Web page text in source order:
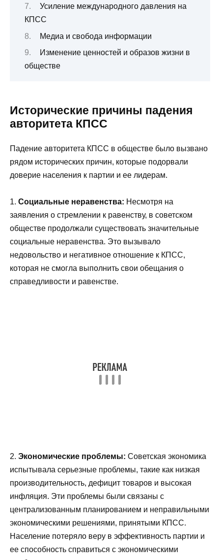
Усиление международного давления на
КПСС
Медиа и свобода информации
Изменение ценностей и образов жизни в
обществе
Исторические причины падения
авторитета КПСС
Падение авторитета КПСС в обществе было вызвано
рядом исторических причин, которые подорвали
доверие населения к партии и ее лидерам.
1. Социальные неравенства: Несмотря на
заявления о стремлении к равенству, в советском
обществе продолжали существовать значительные
социальные неравенства. Это вызывало
недовольство и негативное отношение к КПСС,
которая не смогла выполнить свои обещания о
справедливости и равенстве.
2. Экономические проблемы: Советская экономика
испытывала серьезные проблемы, такие как низкая
производительность, дефицит товаров и высокая
инфляция. Эти проблемы были связаны с
централизованным планированием и неправильными
экономическими решениями, принятыми КПСС.
Население потеряло веру в эффективность партии и
ее способность справиться с экономическими